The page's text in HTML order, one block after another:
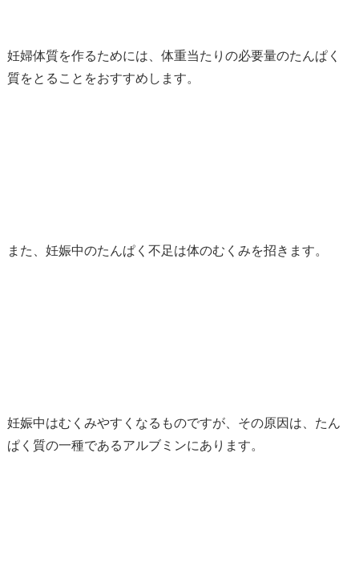
妊婦体質を作るためには、体重当たりの必要量のたんぱく
質をとることをおすすめします。
また、妊娠中のたんぱく不足は体のむくみを招きます。
妊娠中はむくみやすくなるものですが、その原因は、たん
ぱく質の一種であるアルブミンにあります。